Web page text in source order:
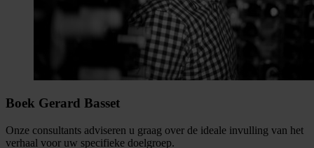
Boek Gerard Basset
Onze consultants adviseren u graag over de ideale invulling van het
verhaal voor uw specifieke doelgroep.